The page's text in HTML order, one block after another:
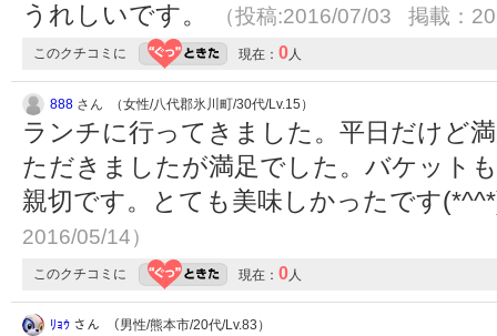
うれしいです。
（投稿:2016/07/03 掲載：
このクチコミに 現在： 0 人
888 さん （女性/八代郡氷川町/30代/Lv.15）
ランチに行ってきました。平日だけど
ただきましたが満足でした。バケット
親切です。とても美味しかったです
2016/05/14）
このクチコミに 現在： 0 人
ﾘｮｳ さん （男性/熊本市/20代/Lv.83）